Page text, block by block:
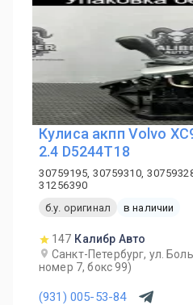
Кулиса акпп Volvo
2.4 D5244T18
30759195, 30759310,
31256390
б.у. оригинал
в наличии
147 Калибр Авто
Санкт-Петербург, ул.
номер 7, бокс 99)
(931) 005-53-84